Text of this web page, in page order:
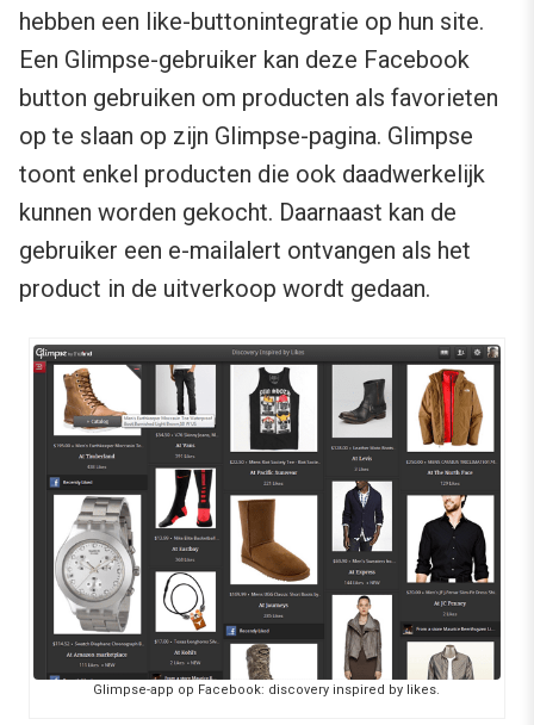
hebben een like-buttonintegratie op hun site.
Een Glimpse-gebruiker kan deze Facebook
button gebruiken om producten als favorieten
op te slaan op zijn Glimpse-pagina. Glimpse
toont enkel producten die ook daadwerkelijk
kunnen worden gekocht. Daarnaast kan de
gebruiker een e-mailalert ontvangen als het
product in de uitverkoop wordt gedaan.
Glimpse-app op Facebook: discovery inspired by likes.